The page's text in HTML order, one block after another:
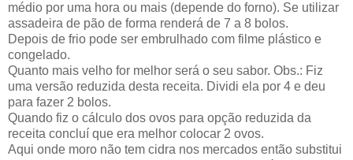
médio por uma hora ou mais (depende do forno). Se utilizar
assadeira de pão de forma renderá de 7 a 8 bolos.
Depois de frio pode ser embrulhado com filme plástico e
congelado.
Quanto mais velho for melhor será o seu sabor. Obs.: Fiz
uma versão reduzida desta receita. Dividi ela por 4 e deu
para fazer 2 bolos.
Quando fiz o cálculo dos ovos para opção reduzida da
receita concluí que era melhor colocar 2 ovos.
Aqui onde moro não tem cidra nos mercados então substitui